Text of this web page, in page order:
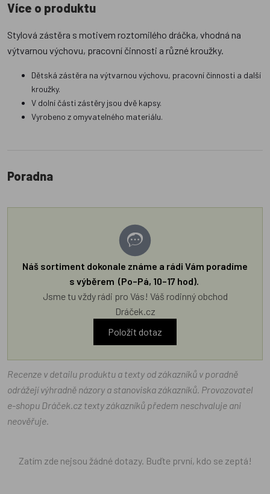
Více o produktu
Stylová zástěra s motivem roztomilého dráčka, vhodná na
výtvarnou výchovu, pracovní činnosti a různé kroužky.
Dětská zástěra na výtvarnou výchovu, pracovní činnosti a další
kroužky.
V dolní části zástěry jsou dvě kapsy.
Vyrobeno z omyvatelného materiálu.
Poradna
Náš sortiment dokonale známe a rádi Vám poradíme
s výběrem (Po–Pá, 10–17 hod).
Jsme tu vždy rádi pro Vás! Váš rodinný obchod
Dráček.cz
Položit dotaz
Recenze v detailu produktu a texty od zákazníků v poradně
odrážejí výhradně názory a stanoviska zákazníků. Provozovatel
e-shopu Dráček.cz texty zákazníků předem neschvaluje ani
neověřuje.
Zatím zde nejsou žádné dotazy. Buďte první, kdo se zeptá!